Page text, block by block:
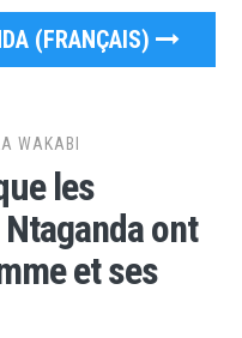
(FRANÇAIS)
WAKABI
les
ont
et ses